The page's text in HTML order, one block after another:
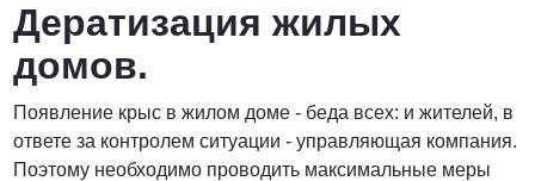
Дератизация жилых
домов.
Появление крыс в жилом доме - беда всех: и жителей, в
ответе за контролем ситуации - управляющая компания.
Поэтому необходимо проводить максимальные меры